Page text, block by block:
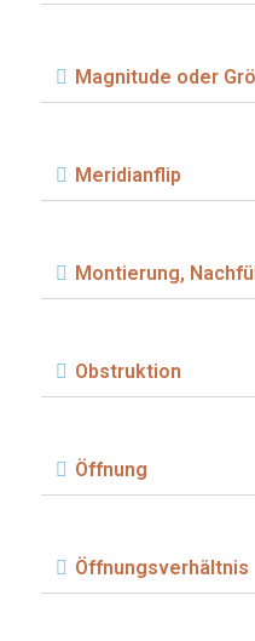
Magnitude oder
Meridianflip
Montierung,
Obstruktion
Öffnung
Öffnungsverhältnis